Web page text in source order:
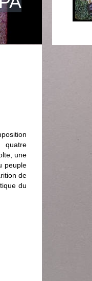
quatre
une
peuple
de
du